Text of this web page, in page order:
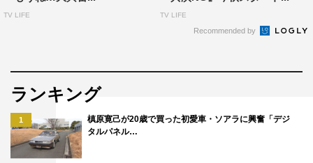
＜第2話あらすじ＞
開ながらも、世間の注目を集めることに成功！しかし、次
の難関は、共演NGキャストが全員集合する「本読み」。
たクランクインでは、大御所俳優・出島（里見浩太朗）と
元弟子・小松（堀部圭亮）がついに衝突。撮影がストップ
TV LIFE TV LIFE
Recommended by
ランキング
1
槙原寛己が20歳で買った初愛車・ソアラに興奮「デジ
タルパネル…